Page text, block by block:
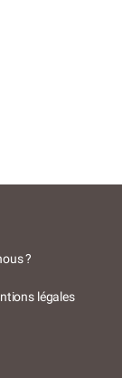
?
légales